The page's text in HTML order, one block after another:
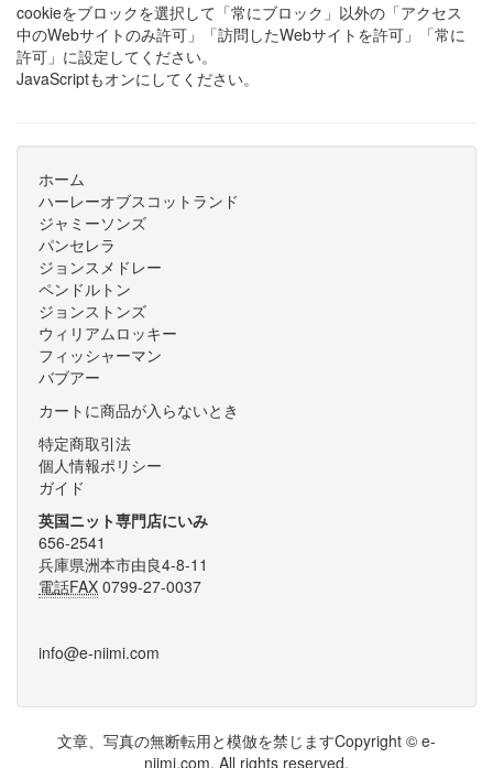
cookieをブロックを選択して「常にブロック」以外の「アクセス
中のWebサイトのみ許可」「訪問したWebサイトを許可」「常に
許可」に設定してください。
JavaScriptもオンにしてください。
ホーム
ハーレーオブスコットランド
ジャミーソンズ
パンセレラ
ジョンスメドレー
ペンドルトン
ジョンストンズ
ウィリアムロッキー
フィッシャーマン
バブアー
カートに商品が入らないとき
特定商取引法
個人情報ポリシー
ガイド
英国ニット専門店にいみ
656-2541
兵庫県洲本市由良4-8-11
電話FAX 0799-27-0037
info@e-niimi.com
文章、写真の無断転用と模倣を禁じますCopyright © e-
niimi.com. All rights reserved.